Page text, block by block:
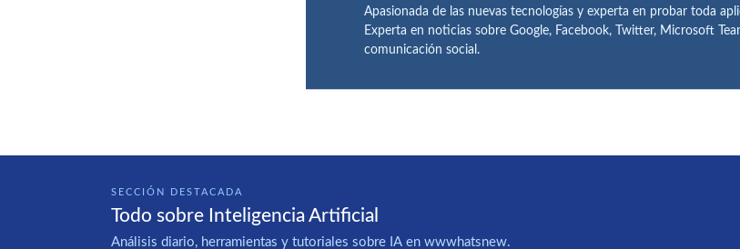
Apasionada de las nuevas tecnologías y experta en probar toda
Experta en noticias sobre Google, Facebook, Twitter, Microsoft
comunicación social.
SECCIÓN DESTACADA
Todo sobre Inteligencia Artificial
Análisis diario, herramientas y tutoriales sobre IA en wwwhatsnew.